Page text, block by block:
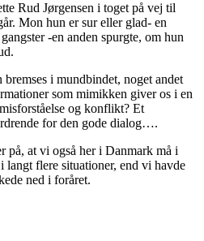
Rud Jørgensen i toget på vej til
Mon hun er sur eller glad- en
-en anden spurgte, om hun
i mundbindet, noget andet
som mimikken giver os i en
og konflikt? Et
for den gode dialog….
på, at vi også her i Danmark må i
langt flere situationer, end vi havde
ned i foråret.